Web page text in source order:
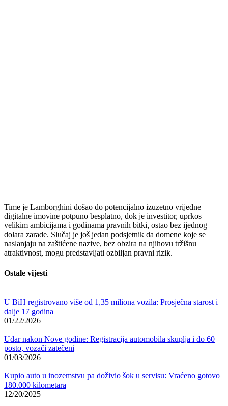
Time je Lamborghini došao do potencijalno izuzetno vrijedne
digitalne imovine potpuno besplatno, dok je investitor, uprkos
velikim ambicijama i godinama pravnih bitki, ostao bez ijednog
dolara zarade. Slučaj je još jedan podsjetnik da domene koje se
naslanjaju na zaštićene nazive, bez obzira na njihovu tržišnu
atraktivnost, mogu predstavljati ozbiljan pravni rizik.
Ostale vijesti
U BiH registrovano više od 1,35 miliona vozila: Prosječna starost i
dalje 17 godina
01/22/2026
Udar nakon Nove godine: Registracija automobila skuplja i do 60
posto, vozači zatečeni
01/03/2026
Kupio auto u inozemstvu pa doživio šok u servisu: Vraćeno gotovo
180.000 kilometara
12/20/2025